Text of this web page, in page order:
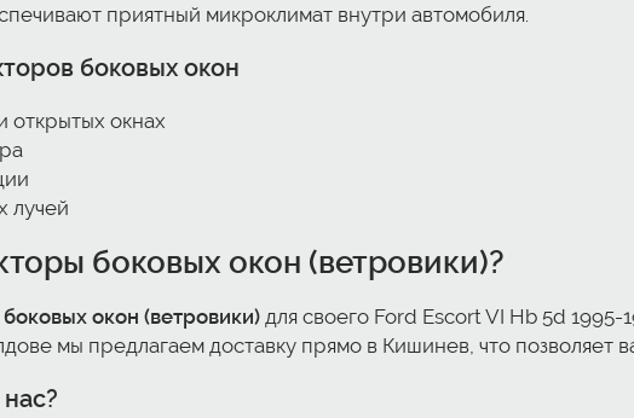
приятный микроклимат внутри автомобиля.
боковых окон
открытых окнах
лучей
боковых окон (ветровики)?
окон (ветровики) для своего Ford Escort VI Hb 5d
мы предлагаем доставку прямо в Кишинев, что позволяет